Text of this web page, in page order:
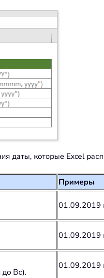
даты, которые Excel
Примеры
01.09.2019
01.09.2019
Вс).
01.09.2019